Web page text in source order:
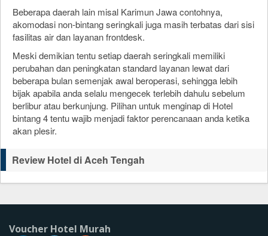
Beberapa daerah lain misal Karimun Jawa contohnya,
akomodasi non-bintang seringkali juga masih terbatas dari sisi
fasilitas air dan layanan frontdesk.
Meski demikian tentu setiap daerah seringkali memiliki
perubahan dan peningkatan standard layanan lewat dari
beberapa bulan semenjak awal beroperasi, sehingga lebih
bijak apabila anda selalu mengecek terlebih dahulu sebelum
berlibur atau berkunjung. Pilihan untuk menginap di Hotel
bintang 4 tentu wajib menjadi faktor perencanaan anda ketika
akan plesir.
Review Hotel di Aceh Tengah
Voucher Hotel Murah